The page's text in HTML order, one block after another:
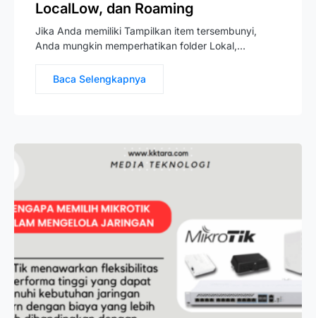
LocalLow, dan Roaming
Jika Anda memiliki Tampilkan item tersembunyi,
Anda mungkin memperhatikan folder Lokal,…
Baca Selengkapnya